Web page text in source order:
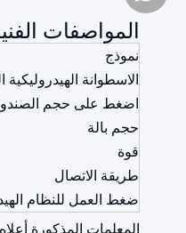
المواصفات
نموذج
الاسطوانة
اضغط على حجم
حجم بالة
قوة
طريقة الاتصال
ضغط العمل للنظام
المعلمات المذكورة